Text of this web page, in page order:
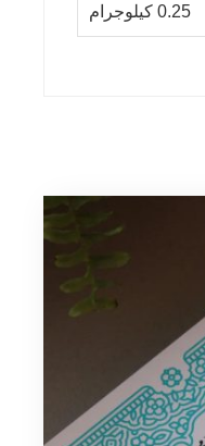
0.25 كيلوجرام